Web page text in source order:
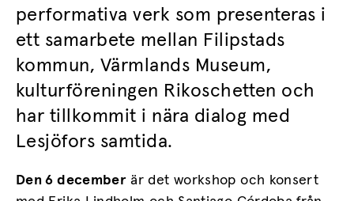
performativa verk som presenteras i
ett samarbete mellan Filipstads
kommun, Värmlands Museum,
kulturföreningen Rikoschetten och
har tillkommit i nära dialog med
Lesjöfors samtida.
Den 6 december är det workshop och konsert